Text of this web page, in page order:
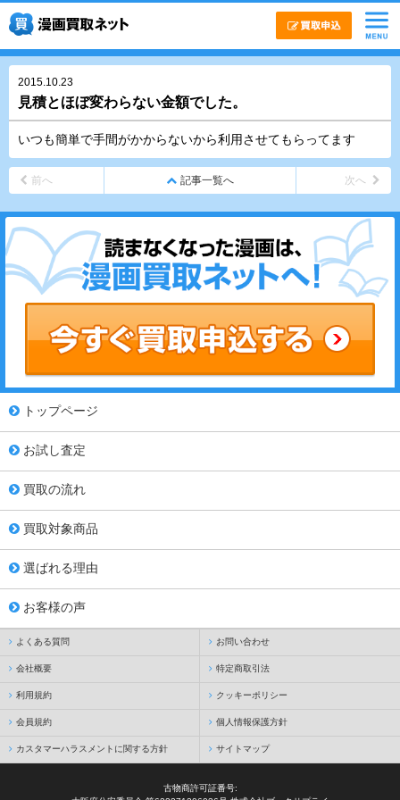
2015.10.23
見積とほぼ変わらない金額でした。
いつも簡単で手間がかからないから利用させてもらってます
前へ 記事一覧へ 次へ
トップページ
お試し査定
買取の流れ
買取対象商品
選ばれる理由
お客様の声
よくある質問 お問い合わせ
会社概要 特定商取引法
利用規約 クッキーポリシー
会員規約 個人情報保護方針
カスタマーハラスメントに関する方針 サイトマップ
古物商許可証番号: